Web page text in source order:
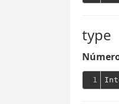
type
1